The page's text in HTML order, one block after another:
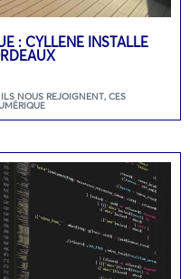
: CYLLENE INSTALLE
NOUS REJOIGNENT, CES